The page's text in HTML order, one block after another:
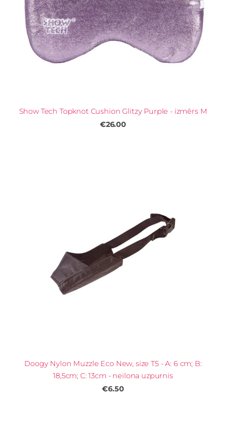
Show Tech Topknot Cushion Glitzy Purple - izmērs M
€26.00
Doogy Nylon Muzzle Eco New, size T5 - A: 6 cm; B:
18,5cm; C: 13cm - neilona uzpurnis
€6.50